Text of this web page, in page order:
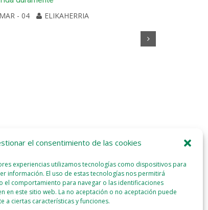
el consentimiento de las cookies
experiencias utilizamos tecnologías como dispositivos para
información. El uso de estas tecnologías nos permitirá
el comportamiento para navegar o las identificaciones
en este sitio web. La no aceptación o no aceptación puede
a ciertas características y funciones.
- 04
ELIKAHERRIA